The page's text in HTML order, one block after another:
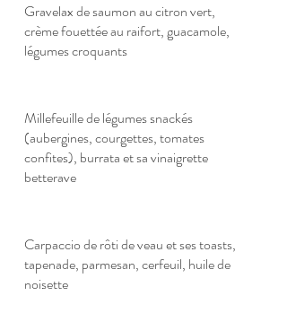
Gravelax de saumon au citron vert,
crème fouettée au raifort, guacamole,
légumes croquants
Millefeuille de légumes snackés
(aubergines, courgettes, tomates
confites), burrata et sa vinaigrette
betterave
Carpaccio de rôti de veau et ses toasts,
tapenade, parmesan, cerfeuil, huile de
noisette